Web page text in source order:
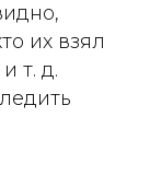
их взял
т. д.